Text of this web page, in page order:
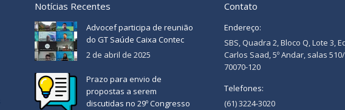
Notícias Recentes
Advocef participa de reunião
do GT Saúde Caixa Contec
2 de abril de 2025
Prazo para envio de
propostas a serem
discutidas no 29º Congresso
Contato
Endereço:
SBS, Quadra 2, Bloco Q, Lote 3,
Carlos Saad, 5º Andar, salas 510/
70070-120
Telefones:
(61) 3224-3020